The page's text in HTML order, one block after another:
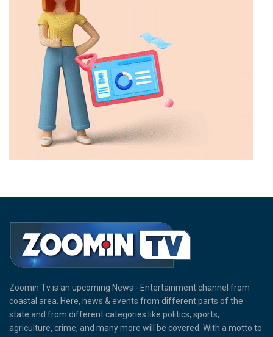
Zoomin Tv is an upcoming News - Entertainment channel from
coastal area. Here, news & events from different parts of the
state and from different categories like politics, sports,
agriculture, crime, and many more will be covered. With a motto to